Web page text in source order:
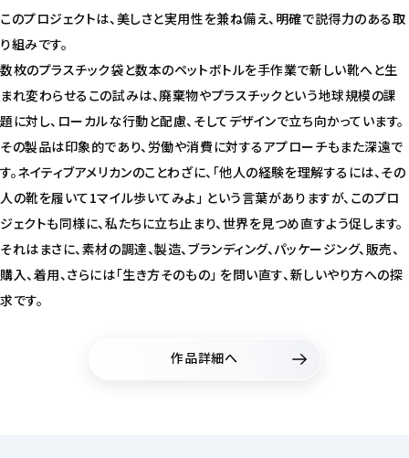
このプロジェクトは、美しさと実用性を兼ね備え、明確で説得力のある取
り組みです。
数枚のプラスチック袋と数本のペットボトルを手作業で新しい靴へと生
まれ変わらせるこの試みは、廃棄物やプラスチックという地球規模の課
題に対し、ローカルな行動と配慮、そしてデザインで立ち向かっています。
その製品は印象的であり、労働や消費に対するアプローチもまた深遠で
す。ネイティブアメリカンのことわざに、「他人の経験を理解するには、その
人の靴を履いて1マイル歩いてみよ」 という言葉がありますが、このプロ
ジェクトも同様に、私たちに立ち止まり、世界を見つめ直すよう促します。
それはまさに、素材の調達、製造、ブランディング、パッケージング、販売、
購入、着用、さらには「生き方そのもの」 を問い直す、新しいやり方への探
求です。
作品詳細へ